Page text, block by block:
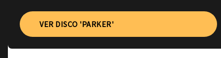
VER DISCO 'PARKER'